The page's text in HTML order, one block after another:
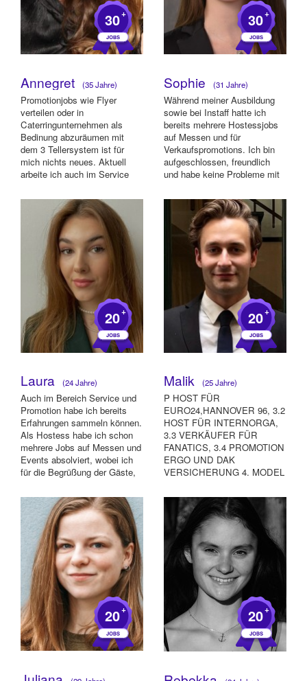
30+
Annegret (35 Jahre)
Promotionjobs wie Flyer
verteilen oder in
Caterringunternehmen als
Bedinung abzuräumen mit
dem 3 Tellersystem ist für
mich nichts neues. Aktuell
arbeite ich auch im Service
30+
Sophie (31 Jahre)
Während meiner Ausbildung
sowie bei Instaff hatte ich
bereits mehrere Hostessjobs
auf Messen und für
Verkaufspromotions. Ich bin
aufgeschlossen, freundlich
und habe keine Probleme mit
20+
Laura (24 Jahre)
Auch im Bereich Service und
Promotion habe ich bereits
Erfahrungen sammeln können.
Als Hostess habe ich schon
mehrere Jobs auf Messen und
Events absolviert, wobei ich
für die Begrüßung der Gäste,
20+
Malik (25 Jahre)
P HOST FÜR
EURO24,HANNOVER 96, 3.2
HOST FÜR INTERNORGA,
3.3 VERKÄUFER FÜR
FANATICS, 3.4 PROMOTION
ERGO UND DAK
VERSICHERUNG 4. MODEL
MODELS 5. ARTIST U...
20+ 20+